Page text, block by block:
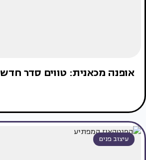
אופנה מכאנית: טווים סדר חדש
עיצוב פנים